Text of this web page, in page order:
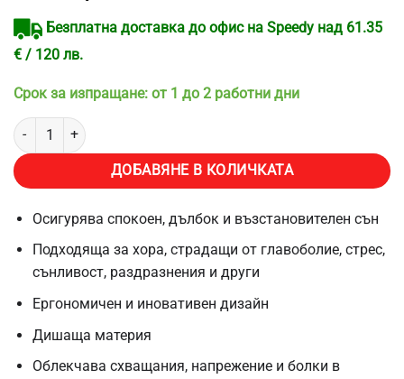
базирано
на
потребителски
оценки
Безплатна доставка до офис на Speedy над 61.35
€ / 120 лв.
Срок за изпращане: от 1 до 2 работни дни
количество за Ортопедична възглавница InnovaGoods-V201,
ДОБАВЯНЕ В КОЛИЧКАТА
Осигурява спокоен, дълбок и възстановителен сън
Подходяща за хора, страдащи от главоболие, стрес,
сънливост, раздразнения и други
Ергономичен и иновативен дизайн
Дишаща материя
Облекчава схващания, напрежение и болки в